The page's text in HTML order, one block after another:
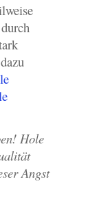
Hole
Angst